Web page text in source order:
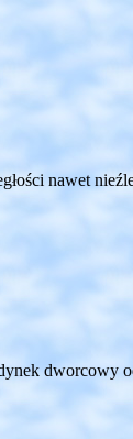
nawet
dworcowy